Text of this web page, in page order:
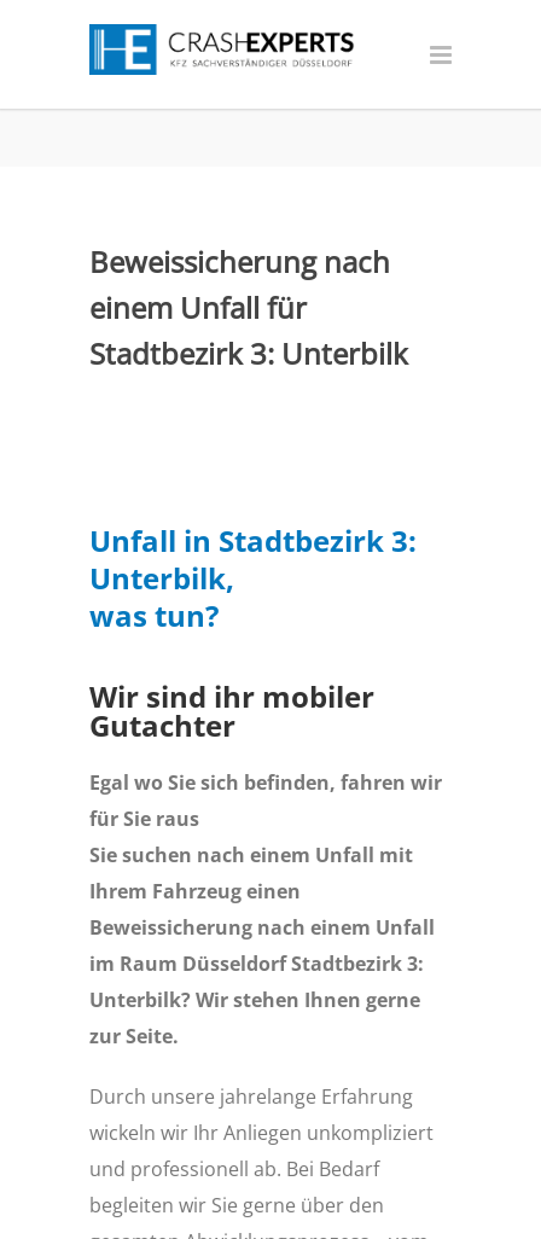
Beweissicherung nach
einem Unfall für
Stadtbezirk 3: Unterbilk
Unfall in Stadtbezirk 3:
Unterbilk,
was tun?
Wir sind ihr mobiler
Gutachter
Egal wo Sie sich befinden, fahren wir
für Sie raus
Sie suchen nach einem Unfall mit
Ihrem Fahrzeug einen
Beweissicherung nach einem Unfall
im Raum Düsseldorf Stadtbezirk 3:
Unterbilk? Wir stehen Ihnen gerne
zur Seite.
Durch unsere jahrelange Erfahrung
wickeln wir Ihr Anliegen unkompliziert
und professionell ab. Bei Bedarf
begleiten wir Sie gerne über den